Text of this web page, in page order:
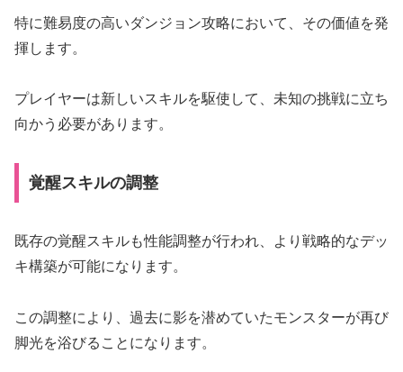
特に難易度の高いダンジョン攻略において、その価値を発
揮します。
プレイヤーは新しいスキルを駆使して、未知の挑戦に立ち
向かう必要があります。
覚醒スキルの調整
既存の覚醒スキルも性能調整が行われ、より戦略的なデッ
キ構築が可能になります。
この調整により、過去に影を潜めていたモンスターが再び
脚光を浴びることになります。